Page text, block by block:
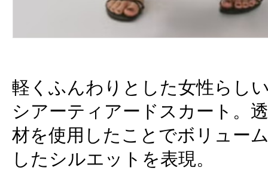
軽くふんわりとした女性らし
シアーティアードスカート。
材を使用したことでボリュー
したシルエットを表現。